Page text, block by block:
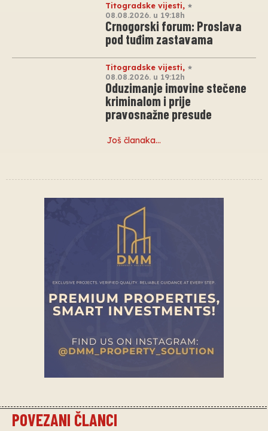
Titogradske vijesti,
08.08.2026. u 19:18h
Crnogorski forum: Proslava
pod tuđim zastavama
Titogradske vijesti,
08.08.2026. u 19:12h
Oduzimanje imovine stečene
kriminalom i prije
pravosnažne presude
Još članaka…
POVEZANI ČLANCI